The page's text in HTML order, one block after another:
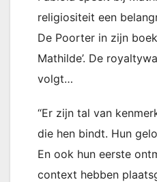
religiositeit een
De Poorter in zijn
Mathilde’. De
volgt…
“Er zijn tal van
die hen bindt. Hun
En ook hun eerste
context hebben